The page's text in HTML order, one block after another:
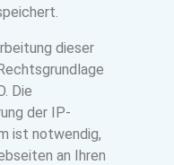
dieser
Die
der IP-
ist notwendig,
an Ihren